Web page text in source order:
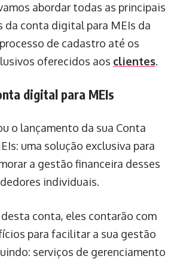
abordar todas as principais
da conta digital para MEIs da
de cadastro até os
oferecidos aos clientes.
digital para MEIs
o lançamento da sua Conta
uma solução exclusiva para
a gestão financeira desses
individuais.
desta conta, eles contarão com
para facilitar a sua gestão
serviços de gerenciamento